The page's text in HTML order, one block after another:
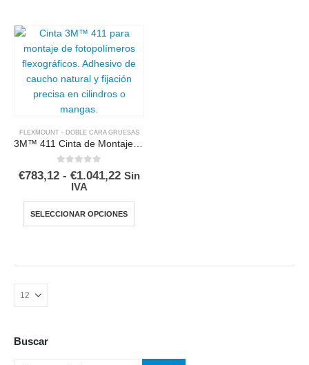
FLEXMOUNT - DOBLE CARA GRUESAS
0 out of 5
€783,12 - €1.041,22 Sin
IVA
SELECCIONAR OPCIONES
Buscar